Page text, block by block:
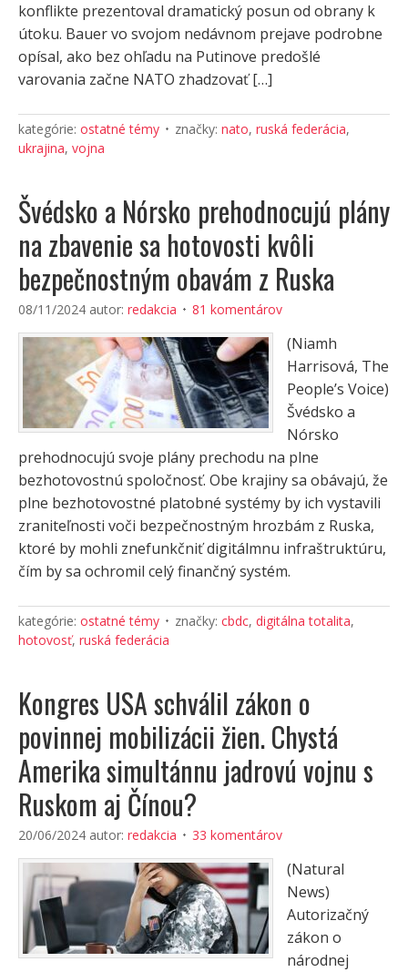
konflikte prezentoval dramatický posun od obrany k
útoku. Bauer vo svojom nedávnom prejave podrobne
opísal, ako bez ohľadu na Putinove predošlé
varovania začne NATO zhadzovať […]
kategórie: ostatné témy značky: nato, ruská federácia,
ukrajina, vojna
Švédsko a Nórsko prehodnocujú plány
na zbavenie sa hotovosti kvôli
bezpečnostným obavám z Ruska
08/11/2024 autor: redakcia 81 komentárov
(Niamh
Harrisová, The
People’s Voice)
Švédsko a
Nórsko
prehodnocujú svoje plány prechodu na plne
bezhotovostnú spoločnosť. Obe krajiny sa obávajú, že
plne bezhotovostné platobné systémy by ich vystavili
zraniteľnosti voči bezpečnostným hrozbám z Ruska,
ktoré by mohli znefunkčniť digitálmnu infraštruktúru,
čím by sa ochromil celý finančný systém.
kategórie: ostatné témy značky: cbdc, digitálna totalita,
hotovosť, ruská federácia
Kongres USA schválil zákon o
povinnej mobilizácii žien. Chystá
Amerika simultánnu jadrovú vojnu s
Ruskom aj Čínou?
20/06/2024 autor: redakcia 33 komentárov
(Natural
News)
Autorizačný
zákon o
národnej